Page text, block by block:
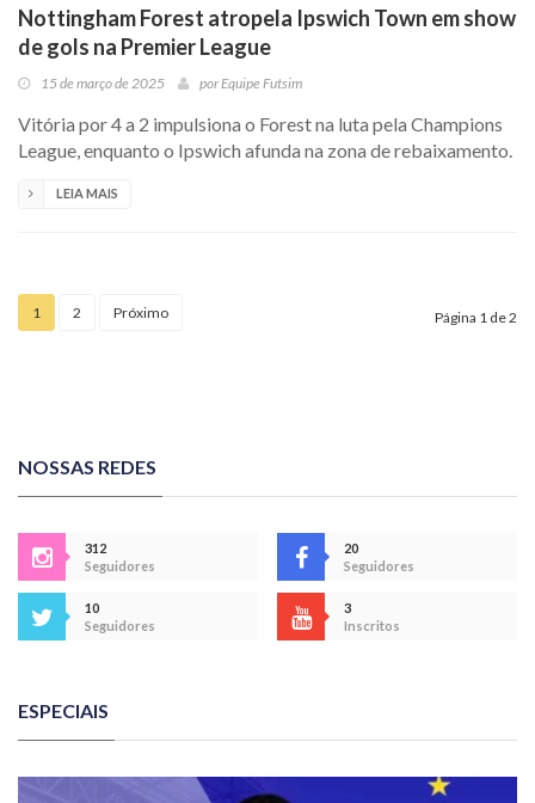
Nottingham Forest atropela Ipswich Town em show
de gols na Premier League
15 de março de 2025 por Equipe Futsim
Vitória por 4 a 2 impulsiona o Forest na luta pela Champions
League, enquanto o Ipswich afunda na zona de rebaixamento.
LEIA MAIS
1 2 Próximo Página 1 de 2
NOSSAS REDES
312
Seguidores
20
Seguidores
10
Seguidores
3
Inscritos
ESPECIAIS